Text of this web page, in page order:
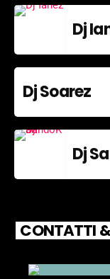
Dj
Dj Soarez
Dj
CONTATTI